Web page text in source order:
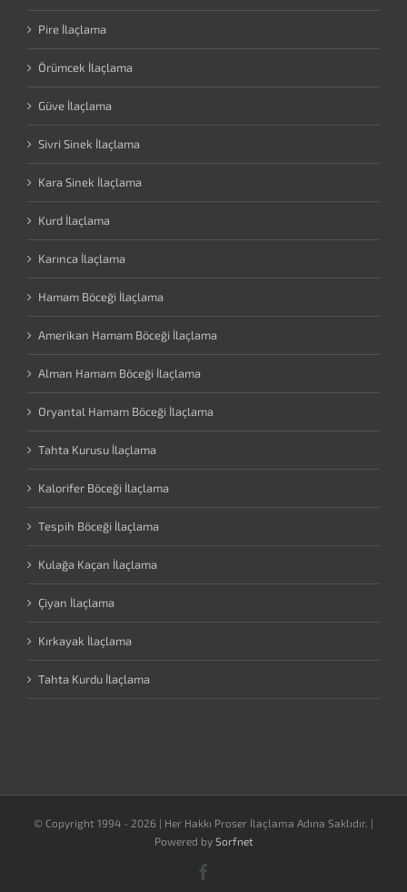
Pire İlaçlama
Örümcek İlaçlama
Güve İlaçlama
Sivri Sinek İlaçlama
Kara Sinek İlaçlama
Kurd İlaçlama
Karınca İlaçlama
Hamam Böceği İlaçlama
Amerikan Hamam Böceği İlaçlama
Alman Hamam Böceği İlaçlama
Oryantal Hamam Böceği İlaçlama
Tahta Kurusu İlaçlama
Kalorifer Böceği İlaçlama
Tespih Böceği İlaçlama
Kulağa Kaçan İlaçlama
Çiyan İlaçlama
Kırkayak İlaçlama
Tahta Kurdu İlaçlama
© Copyright 1994 - 2026 | Her Hakkı Proser İlaçlama Adına Saklıdır. |
Powered by Sorfnet